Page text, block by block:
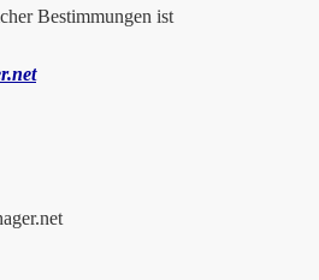
Bestimmungen ist